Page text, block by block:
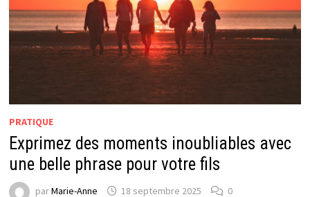
PRATIQUE
Exprimez des moments inoubliables avec
une belle phrase pour votre fils
parMarie-Anne 18 septembre 2025 0